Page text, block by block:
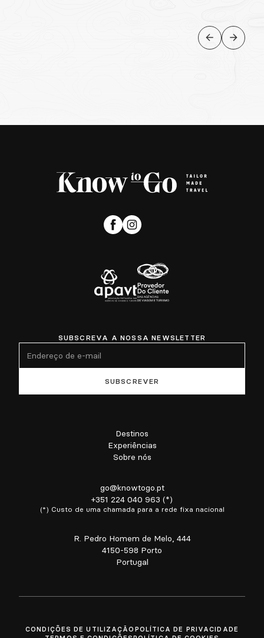
SUBSCREVA A NOSSA NEWSLETTER
Destinos
Experiências
Sobre nós
go@knowtogo.pt
+351 224 040 963 (*)
(*) Custo de uma chamada para a rede fixa nacional
R. Pedro Homem de Melo, 444
4150-598 Porto
Portugal
CONDIÇÕES DE UTILIZAÇÃO POLÍTICA DE PRIVACIDADE